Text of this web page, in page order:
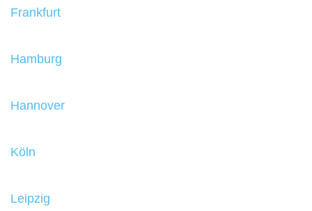
Frankfurt
Hamburg
Hannover
Köln
Leipzig